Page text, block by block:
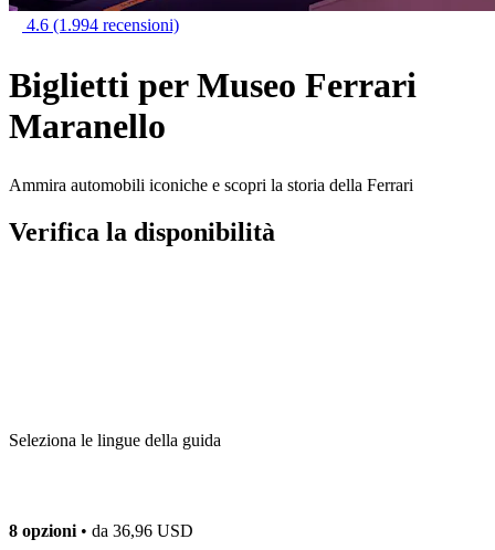
4.6 (1.994 recensioni)
Biglietti per Museo Ferrari
Maranello
Ammira automobili iconiche e scopri la storia della Ferrari
Verifica la disponibilità
Seleziona le lingue della guida
8 opzioni • da 36,96 USD